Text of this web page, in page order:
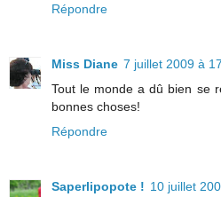
Répondre
Miss Diane 7 juillet 2009 à
Tout le monde a dû bien se
bonnes choses!
Répondre
Saperlipopote ! 10 juillet